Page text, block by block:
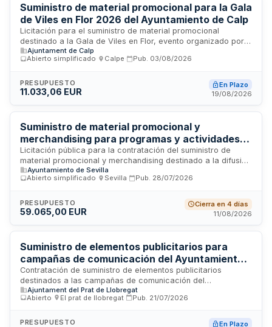
Suministro de material promocional para la Gala
de Viles en Flor 2026 del Ayuntamiento de Calp
Licitación para el suministro de material promocional
destinado a la Gala de Viles en Flor, evento organizado por
el Ayuntamiento de Calp en Alicante. Se trata de un contrato
de suministro bajo procedimiento abierto simplificado
exclusivamente el precio más bajo. El contrato incluye la
totalidad de los lotes con un plazo de ejecución de treinta
prórroga.
Ajuntament de Calp
Abierto simplificado
Calpe Pub. 03/08/2026
PRESUPUESTO
11.033,06 EUR
En Plazo
19/08/2026
Suministro de material promocional y
merchandising para programas y actividades
del Servicio de Juventud del Ayuntamiento de
Sevilla
Licitación pública para la contratación del suministro de
material promocional y merchandising destinado a la difusión
y visibilidad de los programas, actividades, actos y acciones
organizados por el Servicio de Juventud del Ayuntamiento de
que faciliten la comunicación y promoción de las iniciativas
municipales dirigidas al público joven. La licitación se
gestiona a través de los Órganos Directivos del Ayuntamiento
de Sevilla.
Ayuntamiento de Sevilla
Abierto simplificado
Sevilla Pub. 28/07/2026
PRESUPUESTO
59.065,00 EUR
Cierra en 4 días
11/08/2026
Suministro de elementos publicitarios para
campañas de comunicación del Ayuntamiento
de El Prat de Llobregat
Contratación de suministro de elementos publicitarios
destinados a las campañas de comunicación del
Ayuntamiento de El Prat de Llobregat. La prestación incluye el
suministro, transporte, montaje e instalación de materiales
especializado. El contrato se estructura en dos lotes
Ajuntament del Prat de Llobregat
Abierto
El prat de llobregat Pub. 21/07/2026
PRESUPUESTO
En Plazo